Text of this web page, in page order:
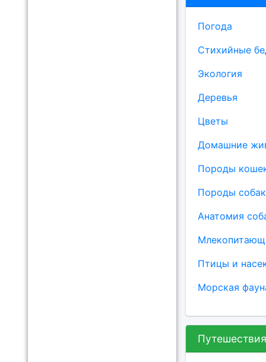
Погода
Стихийные
Экология
Деревья
Цветы
Домашние
Породы
Породы собак
Анатомия
Птицы и
Морская
Путешествия